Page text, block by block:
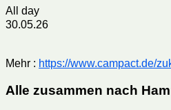
All day
30.05.26
Mehr : https://www.campact.de/
Alle zusammen nach